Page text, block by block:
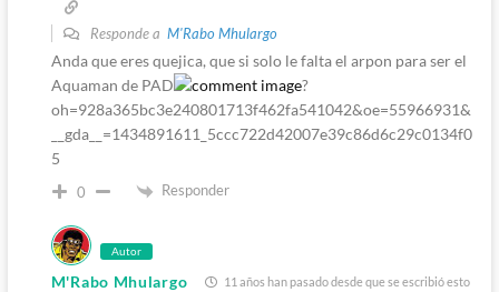
Responde a M'Rabo Mhulargo
Anda que eres quejica, que si solo le falta el arpon para ser el
Aquaman de PAD
?
oh=928a365bc3e240801713f462fa541042&oe=55966931&
__gda__=1434891611_5ccc722d42007e39c86d6c29c0134f0
5
0 Responder
Autor
M'Rabo Mhulargo 11 años han pasado desde que se escribió esto